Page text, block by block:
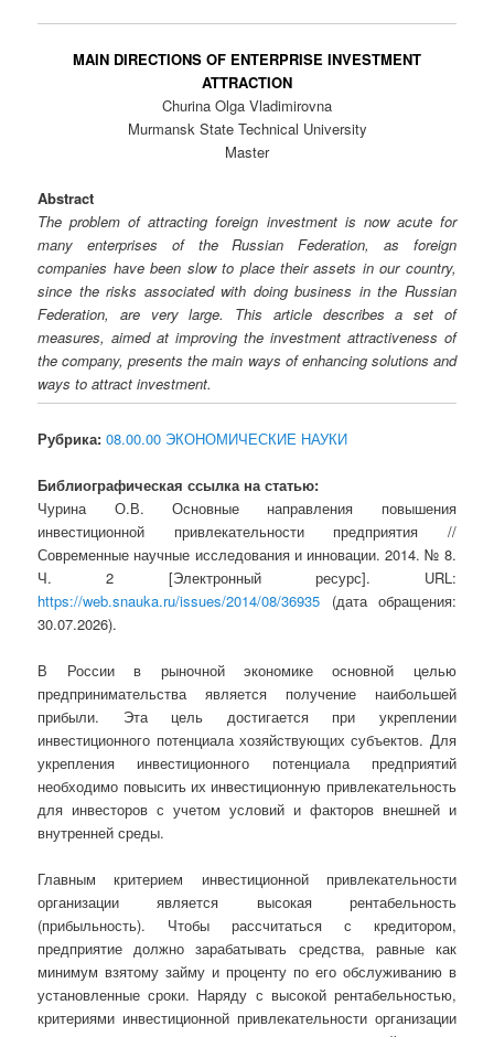
MAIN DIRECTIONS OF ENTERPRISE INVESTMENT
ATTRACTION
Churina Olga Vladimirovna
Murmansk State Technical University
Master
Abstract
The problem of attracting foreign investment is now acute for
many enterprises of the Russian Federation, as foreign
companies have been slow to place their assets in our country,
since the risks associated with doing business in the Russian
Federation, are very large. This article describes a set of
measures, aimed at improving the investment attractiveness of
the company, presents the main ways of enhancing solutions and
ways to attract investment.
Рубрика: 08.00.00 ЭКОНОМИЧЕСКИЕ НАУКИ
Библиографическая ссылка на статью:
Чурина О.В. Основные направления повышения
инвестиционной привлекательности предприятия //
Современные научные исследования и инновации. 2014. № 8.
Ч. 2 [Электронный ресурс]. URL:
https://web.snauka.ru/issues/2014/08/36935 (дата обращения:
30.07.2026).
В России в рыночной экономике основной целью
предпринимательства является получение наибольшей
прибыли. Эта цель достигается при укреплении
инвестиционного потенциала хозяйствующих субъектов. Для
укрепления инвестиционного потенциала предприятий
необходимо повысить их инвестиционную привлекательность
для инвесторов с учетом условий и факторов внешней и
внутренней среды.
Главным критерием инвестиционной привлекательности
организации является высокая рентабельность
(прибыльность). Чтобы рассчитаться с кредитором,
предприятие должно зарабатывать средства, равные как
минимум взятому займу и проценту по его обслуживанию в
установленные сроки. Наряду с высокой рентабельностью,
критериями инвестиционной привлекательности организации